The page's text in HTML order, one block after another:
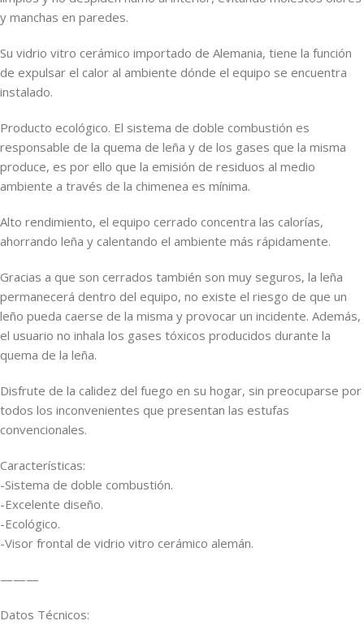
y manchas en paredes.
Su vidrio vitro cerámico importado de Alemania, tiene la función
de expulsar el calor al ambiente dónde el equipo se encuentra
instalado.
Producto ecológico. El sistema de doble combustión es
responsable de la quema de leña y de los gases que la misma
produce, es por ello que la emisión de residuos al medio
ambiente a través de la chimenea es mínima.
Alto rendimiento, el equipo cerrado concentra las calorías,
ahorrando leña y calentando el ambiente más rápidamente.
Gracias a que son cerrados también son muy seguros, la leña
permanecerá dentro del equipo, no existe el riesgo de que un
leño pueda caerse de la misma y provocar un incidente. Además,
el usuario no inhala los gases tóxicos producidos durante la
quema de la leña.
Disfrute de la calidez del fuego en su hogar, sin preocuparse por
todos los inconvenientes que presentan las estufas
convencionales.
Características:
-Sistema de doble combustión.
-Excelente diseño.
-Ecológico.
-Visor frontal de vidrio vitro cerámico alemán.
———
Datos Técnicos: